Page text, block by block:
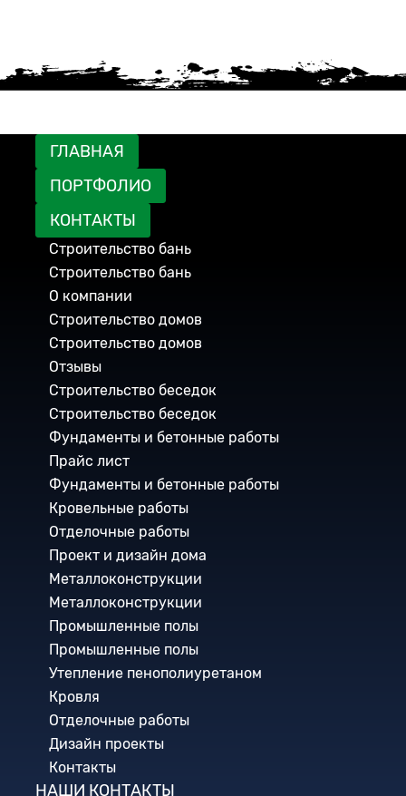
тел.: +7 (800) 101 20 04, +7 (913) 771 24 98
e-mail: 7712498stroy@mail.ru
ГЛАВНАЯ
ПОРТФОЛИО
КОНТАКТЫ
Строительство бань
Строительство бань
О компании
Строительство домов
Строительство домов
Отзывы
Строительство беседок
Строительство беседок
Фундаменты и бетонные работы
Прайс лист
Фундаменты и бетонные работы
Кровельные работы
Отделочные работы
Проект и дизайн дома
Металлоконструкции
Металлоконструкции
Промышленные полы
Промышленные полы
Утепление пенополиуретаном
Кровля
Отделочные работы
Дизайн проекты
Контакты
НАШИ КОНТАКТЫ